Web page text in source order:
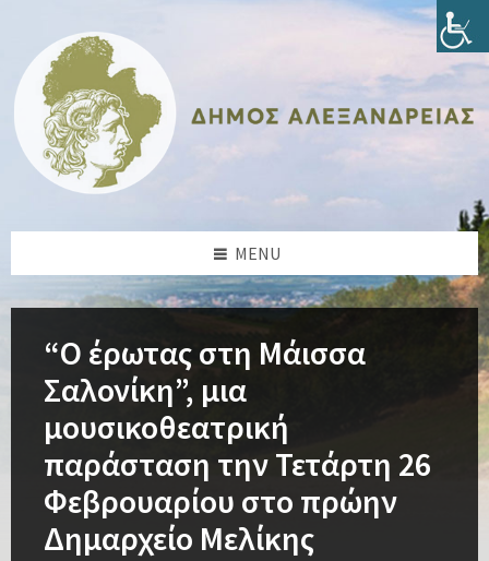
content
sidebar
sidebar
footer
MENU
“Ο έρωτας στη Μάισσα
Σαλονίκη”, μια
μουσικοθεατρική
παράσταση την Τετάρτη 26
Φεβρουαρίου στο πρώην
Δημαρχείο Μελίκης